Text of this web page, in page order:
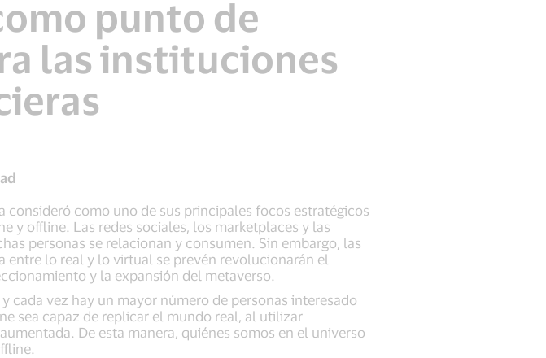
punto de
las instituciones
como uno de sus principales focos estratégicos
y offline. Las redes sociales, los marketplaces y las
personas se relacionan y consumen. Sin embargo, las
lo real y lo virtual se prevén revolucionarán el
y la expansión del metaverso.
cada vez hay un mayor número de personas interesado
sea capaz de replicar el mundo real, al utilizar
De esta manera, quiénes somos en el universo